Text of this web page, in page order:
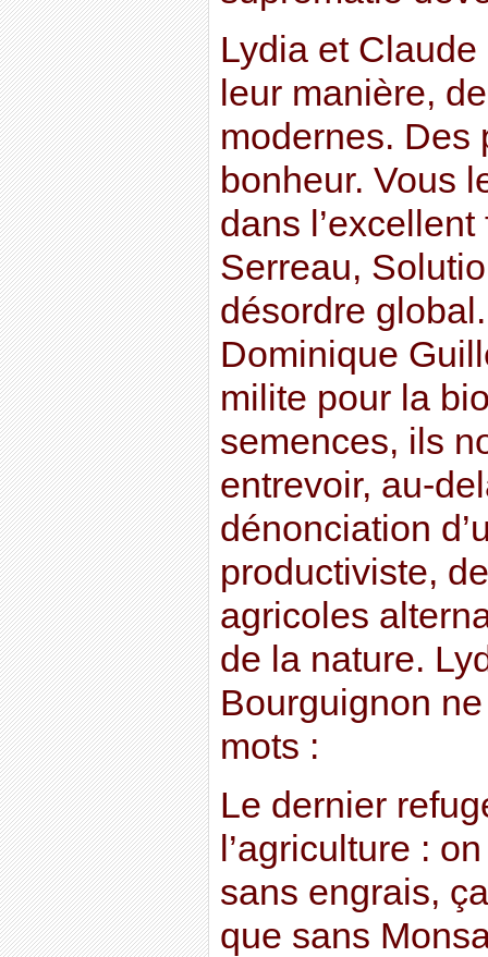
Lydia et
leur manière,
modernes. Des
bonheur. Vous
dans
Serreau,
désordre
Dominique
milite pour la
semences, ils
entrevoir, au-
dénonciation
productiviste,
agricoles
de la nature.
Bourguignon
mots :
Le dernier
l’agriculture :
sans engrais,
que sans